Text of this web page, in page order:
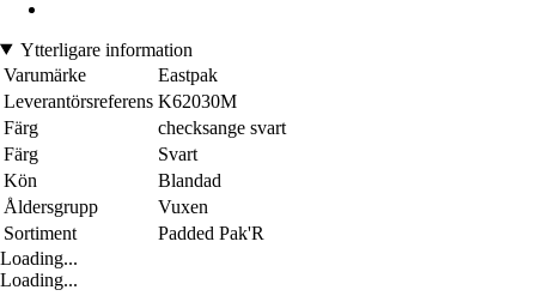
Ytterligare information
Varumärke
Eastpak
Leverantörsreferens K62030M
Färg
checksange svart
Färg
Svart
Kön
Blandad
Åldersgrupp
Vuxen
Sortiment
Padded Pak'R
Loading...
Loading...